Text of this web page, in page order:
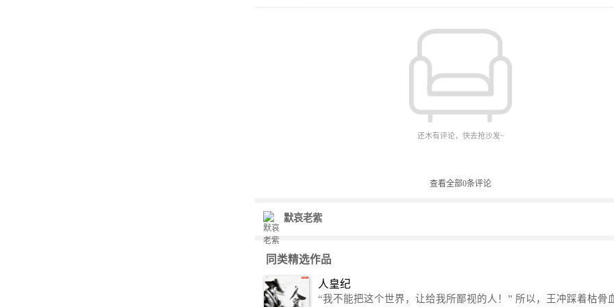
还木有评论，快去抢沙发~
查看全部0条评论
默哀老紫
同类精选作品
人皇纪
“我不能把这个世界，让给我所鄙视的人！” 所以，王冲踩着枯骨血海，踏